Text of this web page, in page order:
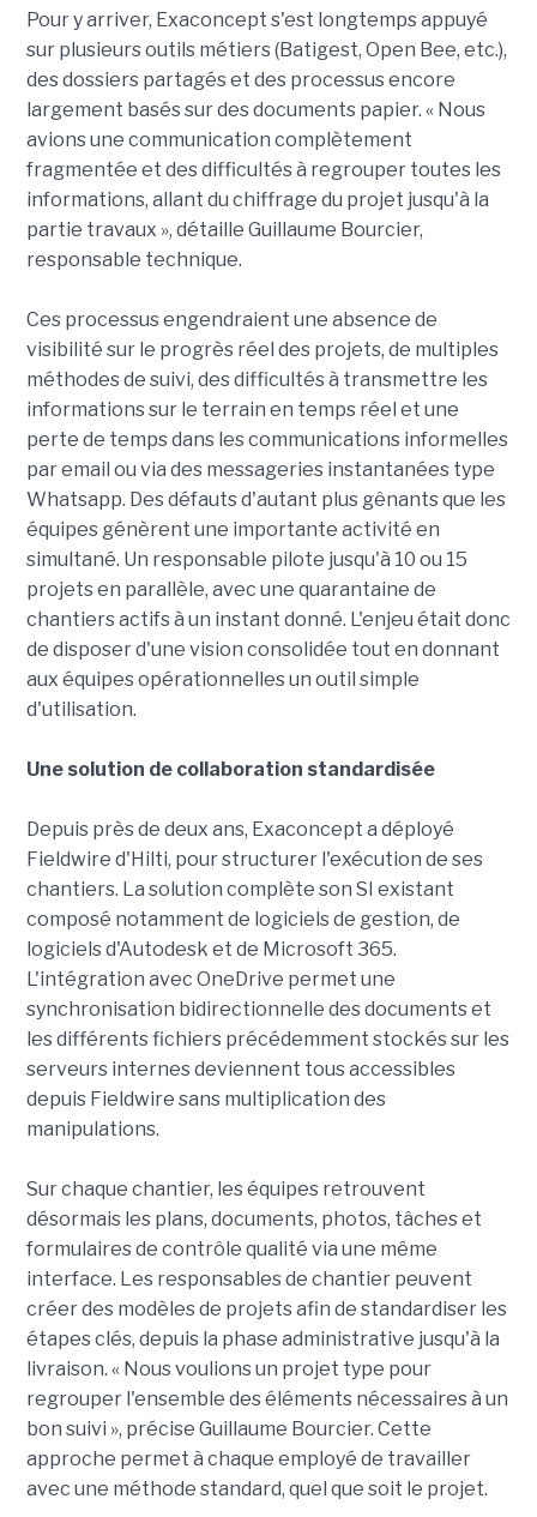
Pour y arriver, Exaconcept s'est longtemps appuyé
sur plusieurs outils métiers (Batigest, Open Bee, etc.),
des dossiers partagés et des processus encore
largement basés sur des documents papier. « Nous
avions une communication complètement
fragmentée et des difficultés à regrouper toutes les
informations, allant du chiffrage du projet jusqu'à la
partie travaux », détaille Guillaume Bourcier,
responsable technique.
Ces processus engendraient une absence de
visibilité sur le progrès réel des projets, de multiples
méthodes de suivi, des difficultés à transmettre les
informations sur le terrain en temps réel et une
perte de temps dans les communications informelles
par email ou via des messageries instantanées type
Whatsapp. Des défauts d'autant plus gênants que les
équipes génèrent une importante activité en
simultané. Un responsable pilote jusqu'à 10 ou 15
projets en parallèle, avec une quarantaine de
chantiers actifs à un instant donné. L'enjeu était donc
de disposer d'une vision consolidée tout en donnant
aux équipes opérationnelles un outil simple
d'utilisation.
Une solution de collaboration standardisée
Depuis près de deux ans, Exaconcept a déployé
Fieldwire d'Hilti, pour structurer l'exécution de ses
chantiers. La solution complète son SI existant
composé notamment de logiciels de gestion, de
logiciels d'Autodesk et de Microsoft 365.
L'intégration avec OneDrive permet une
synchronisation bidirectionnelle des documents et
les différents fichiers précédemment stockés sur les
serveurs internes deviennent tous accessibles
depuis Fieldwire sans multiplication des
manipulations.
Sur chaque chantier, les équipes retrouvent
désormais les plans, documents, photos, tâches et
formulaires de contrôle qualité via une même
interface. Les responsables de chantier peuvent
créer des modèles de projets afin de standardiser les
étapes clés, depuis la phase administrative jusqu'à la
livraison. « Nous voulions un projet type pour
regrouper l'ensemble des éléments nécessaires à un
bon suivi », précise Guillaume Bourcier. Cette
approche permet à chaque employé de travailler
avec une méthode standard, quel que soit le projet.